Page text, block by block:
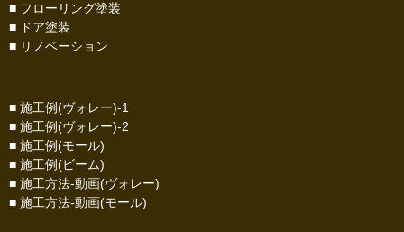
■ フローリング塗装
■ ドア塗装
■ リノベーション
■ 施工例(ヴォレー)-1
■ 施工例(ヴォレー)-2
■ 施工例(モール)
■ 施工例(ビーム)
■ 施工方法-動画(ヴォレー)
■ 施工方法-動画(モール)